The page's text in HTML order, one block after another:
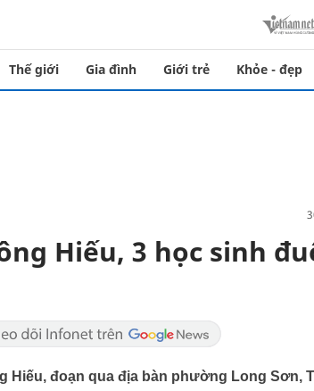
Thế giới Gia đình Giới trẻ Khỏe - đẹp
Hiếu, 3 học sinh
Hiếu, đoạn qua địa bàn phường Long Sơn,